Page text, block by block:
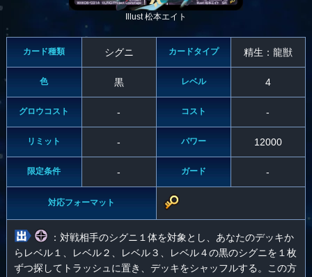
Illust 松本エイト
カード種類 シグニ カードタイプ 精生：龍獣
色 黒 レベル 4
グロウコスト - コスト -
リミット - パワー 12000
限定条件 - ガード -
対応フォーマット
：対戦相手のシグニ１体を対象とし、あなたのデッキか
らレベル１、レベル２、レベル３、レベル４の黒のシグニを１枚
ずつ探してトラッシュに置き、デッキをシャッフルする。この方